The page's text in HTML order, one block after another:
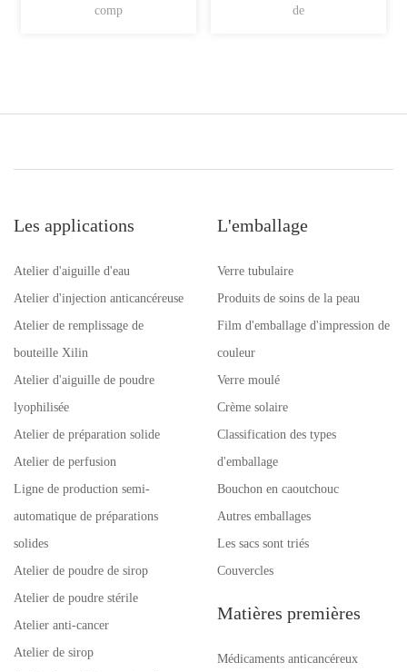
comp
de
Les applications
Atelier d'aiguille d'eau
Atelier d'injection anticancéreuse
Atelier de remplissage de
bouteille Xilin
Atelier d'aiguille de poudre
lyophilisée
Atelier de préparation solide
Atelier de perfusion
Ligne de production semi-
automatique de préparations
solides
Atelier de poudre de sirop
Atelier de poudre stérile
Atelier anti-cancer
Atelier de sirop
L'emballage
Verre tubulaire
Produits de soins de la peau
Film d'emballage d'impression de
couleur
Verre moulé
Crème solaire
Classification des types
d'emballage
Bouchon en caoutchouc
Autres emballages
Les sacs sont triés
Couvercles
Matières premières
Médicaments anticancéreux